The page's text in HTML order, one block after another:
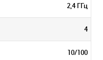
2,4 ГГц
4
10/100